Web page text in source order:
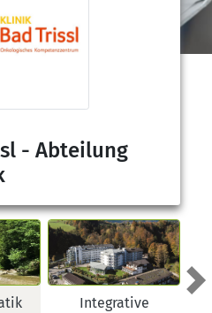
- Abteilung
Integrative